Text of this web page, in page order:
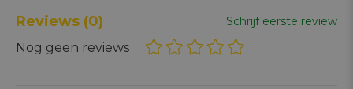
Reviews (0) Schrijf eerste review
Nog geen reviews